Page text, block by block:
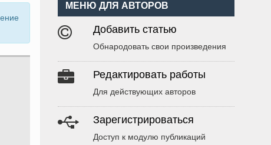
МЕНЮ ДЛЯ АВТОРОВ
Добавить статью
Обнародовать свои произведения
Редактировать работы
Для действующих авторов
Зарегистрироваться
Доступ к модулю публикаций